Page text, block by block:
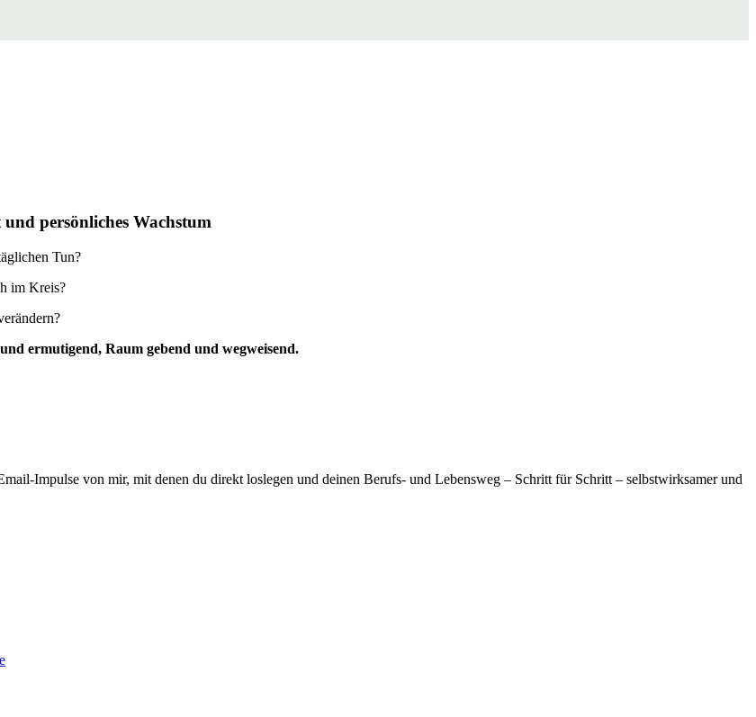
persönliches Wachstum
Tun?
im Kreis?
ermutigend, Raum gebend und wegweisend.
Impulse von mir, mit denen du direkt loslegen und deinen Berufs- und Lebensweg – Schritt für Schritt – selbstwirksamer und